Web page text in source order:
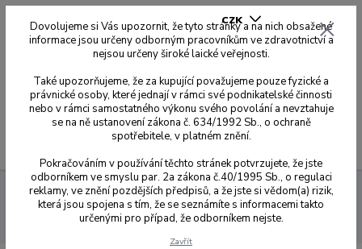
CZK
0,00 Kč
Sagemax zirkonové disky NexxZr T
W-98 Ø 98,5 mm s
odskokem
25 mm
Zirkonový blok W-98, H 25 mm, NexxZr T, barva
Dovolujeme si Vás upozornit, že tyto stránky a na nich obsažené
informace jsou určeny odborným pracovníkům ve zdravotnictví a
nejsou určeny široké laické veřejnosti.
Také upozorňujeme, že za kupující považujeme pouze fyzické a
právnické osoby, které jednají v rámci své podnikatelské činnosti
nebo v rámci samostatného výkonu svého povolání a nevztahuje
se na ně ustanovení zákona č. 634/1992 Sb., o ochraně
spotřebitele, v platném znění.
Pokračováním v používání těchto stránek potvrzujete, že jste
odborníkem ve smyslu par. 2a zákona č.40/1995 Sb., o regulaci
reklamy, ve znění pozdějších předpisů, a že jste si vědom(a) rizik,
která jsou spojena s tím, že se seznámíte s informacemi takto
určenými pro případ, že odborníkem nejste.
Zavřít